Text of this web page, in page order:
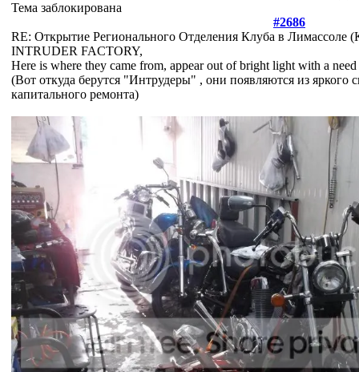
Тема заблокирована
#2686
RE: Открытие Регионального Отделения Клуба в Лимассоле
INTRUDER FACTORY,
Here is where they came from, appear out of bright light with a
(Вот откуда берутся "Интрудеры" , они появляются из яркого
капитального ремонта)